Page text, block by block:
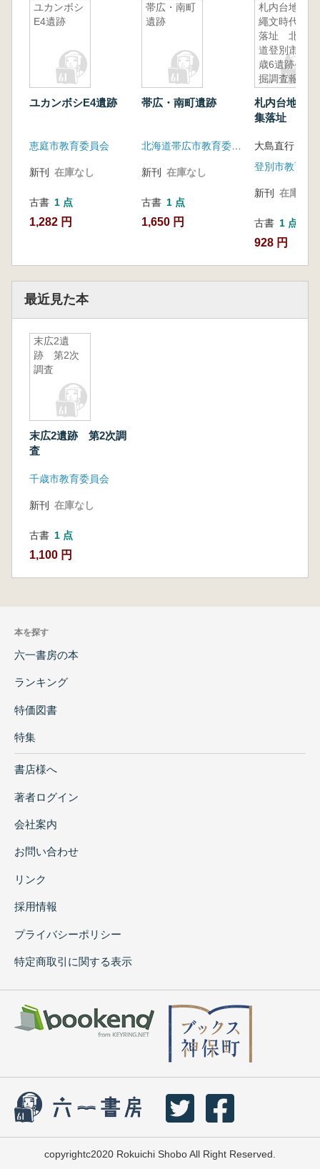
ユカンボシ
E4遺跡
ユカンボシE4遺跡
恵庭市教育委員会
新刊 在庫なし
古書 1 点
1,282 円
帯広・南町
遺跡
帯広・南町遺跡
新刊 在庫なし
古書 1 点
1,650 円
札内台地の
繩文時代集
落址 北海
道登別市千
歳6遺跡発
掘調査報告
札内台地の
集落址 北海
報告書
大島直行 他
登別市教育委
新刊 在庫なし
古書 1 点
928 円
最近見た本
末広2遺
跡 第2次
調査
末広2遺跡 第2次調
査
千歳市教育委員会
新刊 在庫なし
古書 1 点
1,100 円
本を探す
六一書房の本
ランキング
特価図書
特集
書店様へ
著者ログイン
会社案内
お問い合わせ
リンク
採用情報
プライバシーポリシー
特定商取引に関する表示
copyrightc2020 Rokuichi Shobo All Right Reserved.